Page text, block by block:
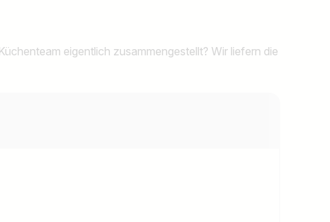
eigentlich zusammengestellt? Wir liefern die